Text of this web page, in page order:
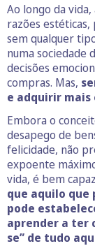
Ao longo da
razões
sem qualquer
numa sociedade
decisões
compras. Mas,
e adquirir mais
Embora o
desapego de
felicidade, não
expoente
vida, é bem
que aquilo que
pode
aprender a ter
se” de tudo